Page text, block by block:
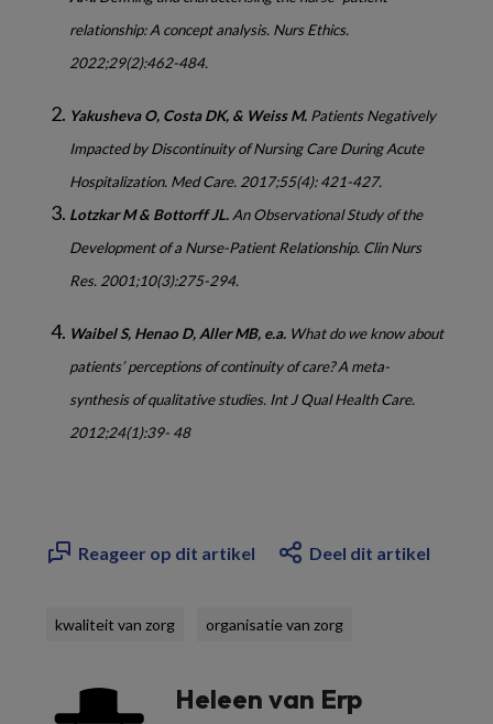
relationship: A concept analysis. Nurs Ethics.
2022;29(2):462-484.
Yakusheva O, Costa DK, & Weiss M. Patients Negatively
Impacted by Discontinuity of Nursing Care During Acute
Hospitalization. Med Care. 2017;55(4): 421-427.
Lotzkar M & Bottorff JL. An Observational Study of the
Development of a Nurse-Patient Relationship. Clin Nurs
Res. 2001;10(3):275-294.
Waibel S, Henao D, Aller MB, e.a. What do we know about
patients’ perceptions of continuity of care? A meta-
synthesis of qualitative studies. Int J Qual Health Care.
2012;24(1):39- 48
Reageer op dit artikel Deel dit artikel
kwaliteit van zorg organisatie van zorg
Heleen van Erp